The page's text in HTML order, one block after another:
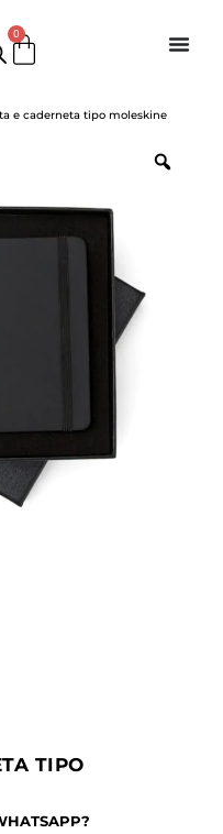
0
e caderneta tipo moleskine
TIPO